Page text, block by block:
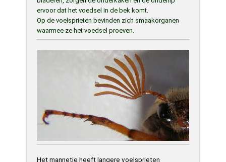
ervoor dat het voedsel in de bek komt.
Op de voelsprieten bevinden zich smaakorganen
waarmee ze het voedsel proeven.
Het mannetje heeft langere voelsprieten